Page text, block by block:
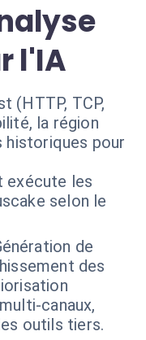
l'IA
(HTTP, TCP,
la région
historiques pour
exécute les
selon le
de
des
canaux,
outils tiers.